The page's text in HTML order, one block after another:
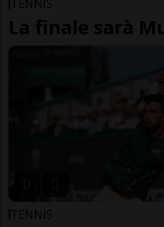
TENNIS
La finale sarà
TENNIS